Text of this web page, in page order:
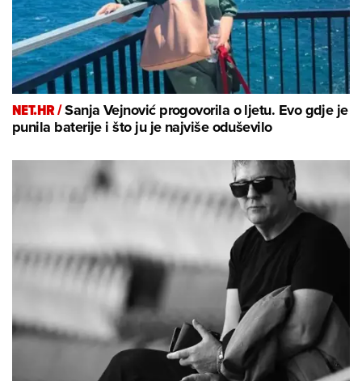
NET.HR /Sanja Vejnović progovorila o ljetu. Evo gdje je
punila baterije i što ju je najviše oduševilo